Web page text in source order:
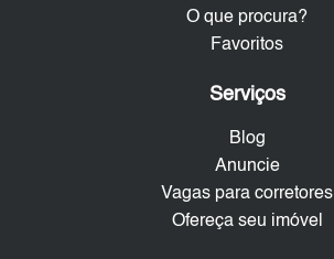
O que procura?
Favoritos
Serviços
Blog
Anuncie
Vagas para corretores
Ofereça seu imóvel